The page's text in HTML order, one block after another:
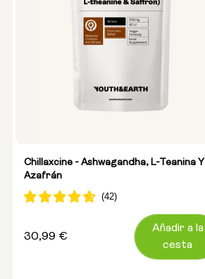
500 mg
Chillaxcine - Ashwagandha, L-Teanina Y
Azafrán
Precio
30,99 €
Añadir a la
cesta